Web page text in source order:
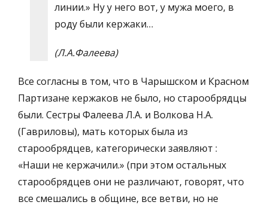
линии.» Ну у него вот, у мужа моего, в
роду были кержаки…
(Л.А.Фалеева)
Все согласны в том, что в Чарышском и Красном
Партизане кержаков не было, но старообрядцы
были. Сестры Фалеева Л.А. и Волкова Н.А.
(Гавриловы), мать которых была из
старообрядцев, категорически заявляют :
«Наши не кержачили.» (при этом остальных
старообрядцев они не различают, говорят, что
все смешались в общине, все ветви, но не